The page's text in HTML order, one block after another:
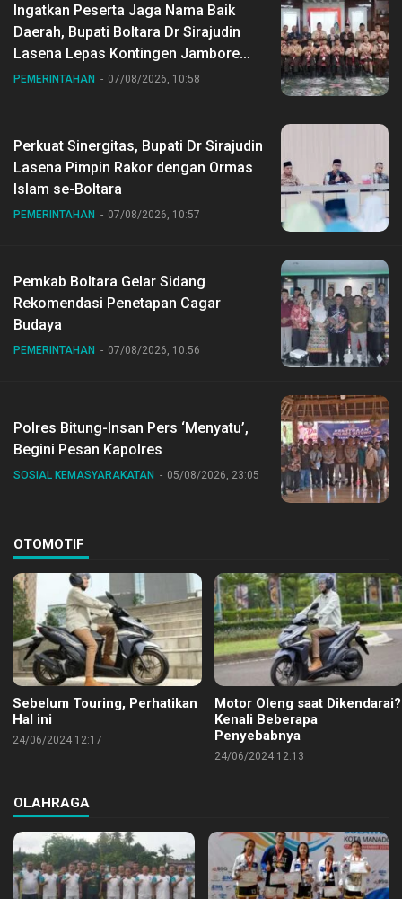
Ingatkan Peserta Jaga Nama Baik
Daerah, Bupati Boltara Dr Sirajudin
Lasena Lepas Kontingen Jambore
Nasional ke XII di Buperta Cibubur
PEMERINTAHAN 07/08/2026, 10:58
Perkuat Sinergitas, Bupati Dr Sirajudin
Lasena Pimpin Rakor dengan Ormas
Islam se-Boltara
PEMERINTAHAN 07/08/2026, 10:57
Pemkab Boltara Gelar Sidang
Rekomendasi Penetapan Cagar
Budaya
PEMERINTAHAN 07/08/2026, 10:56
Polres Bitung-Insan Pers ‘Menyatu’,
Begini Pesan Kapolres
SOSIAL KEMASYARAKATAN 05/08/2026, 23:05
OTOMOTIF
Sebelum Touring, Perhatikan
Hal ini
24/06/2024 12:17
Motor Oleng saat Dikendarai?
Kenali Beberapa
Penyebabnya
24/06/2024 12:13
OLAHRAGA